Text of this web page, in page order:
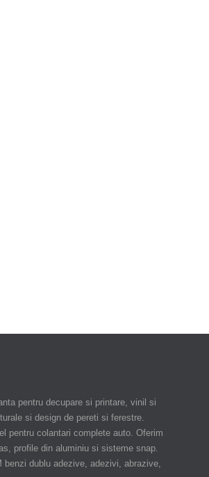
pentru decupare si printare, vinil si
si design de pereti si ferestre.
pentru colantari complete auto. Oferim
profile din aluminiu si sisteme snap.
benzi dublu adezive, adezivi, abrazive,